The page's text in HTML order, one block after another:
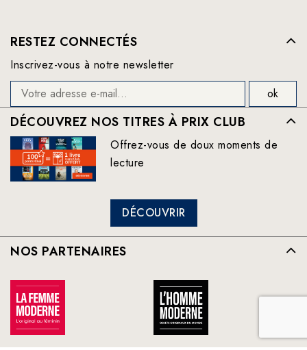
RESTEZ CONNECTÉS
Inscrivez-vous à notre newsletter
DÉCOUVREZ NOS TITRES À PRIX CLUB
Offrez-vous de doux moments de
lecture
DÉCOUVRIR
NOS PARTENAIRES